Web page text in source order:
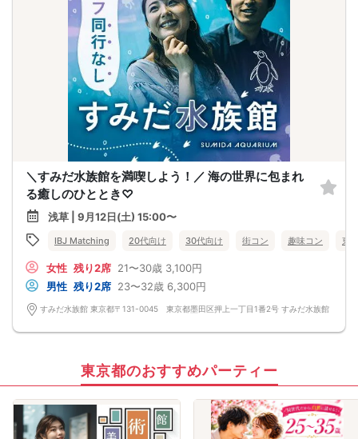
＼すみだ水族館を満喫しよう！／ 海の世界に包まれ
る癒しのひととき♡
浅草 | 9月12日(土) 15:00〜
IBJ Matching 20代向け 30代向け 街コン 趣味コン 東
女性 残り2席 21〜30歳 3,100円
男性 残り2席 23〜32歳 6,300円
すみだ水族館 東京都〒131-0045 東京都墨田区押上一丁目1番2号 すみだ水族館
東京都のおすすめパーティー